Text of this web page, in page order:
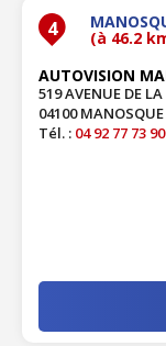
4
(à 46.2
AUTOVISION
519 AVENUE DE
04100 MANOSQUE
Tél. : 04 92 77 73 90